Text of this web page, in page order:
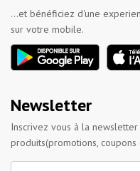
...et bénéficiez d'une
sur votre mobile.
Newsletter
Inscrivez vous à la
produits(promotions, coupons